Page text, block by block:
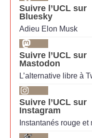
Suivre l’UCL sur
Bluesky
Adieu Elon Musk
Suivre l’UCL sur
Mastodon
L’alternative libre à
Suivre l’UCL sur
Instagram
Instantanés rouge et